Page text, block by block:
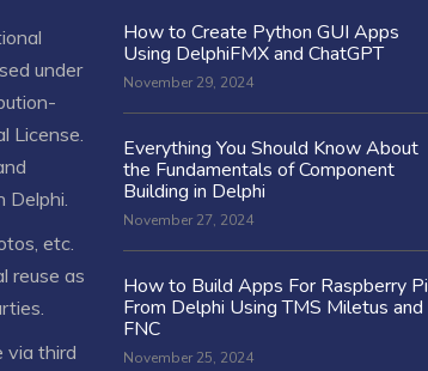
under
License
etc.
reuse as
via third
How to Create Python GUI Apps
Using DelphiFMX and ChatGPT
November 29, 2024
Everything You Should Know About
the Fundamentals of Component
Building in Delphi
November 27, 2024
How to Build Apps For Raspberry Pi
From Delphi Using TMS Miletus and
FNC
November 25, 2024